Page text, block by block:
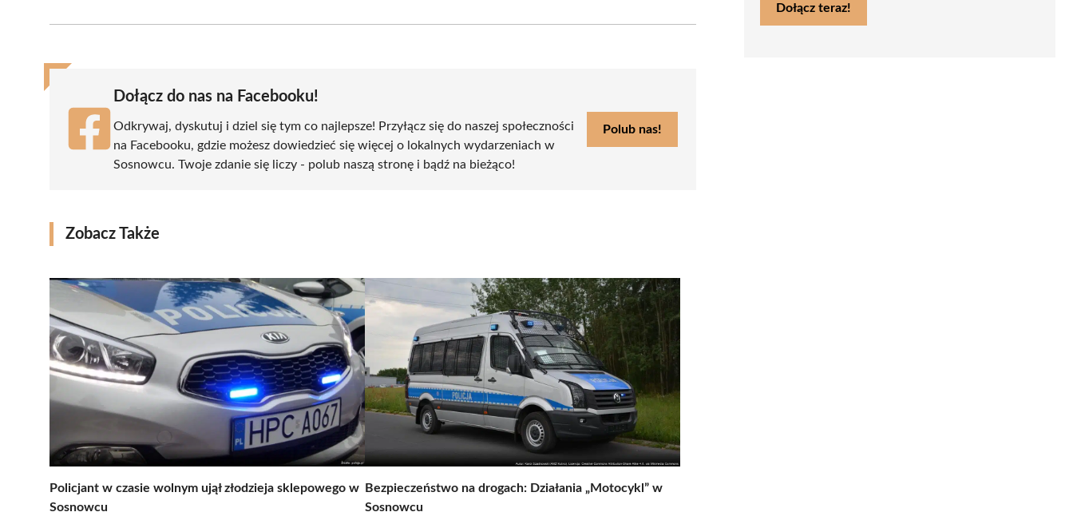
(Twitter)
Dołącz do nas na Facebooku!
Odkrywaj, dyskutuj i dziel się tym co najlepsze! Przyłącz się do naszej społeczności
na Facebooku, gdzie możesz dowiedzieć się więcej o lokalnych wydarzeniach w
Sosnowcu. Twoje zdanie się liczy - polub naszą stronę i bądź na bieżąco!
Polub nas!
Zobacz Także
Policjant w czasie wolnym ujął złodzieja sklepowego w
Sosnowcu
Bezpieczeństwo na drogach: Działania „Motocykl” w
Sosnowcu
Dołącz teraz!